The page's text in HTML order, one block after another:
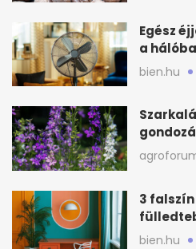
Egész
a
bien.hu
3
nyáron
bien.hu